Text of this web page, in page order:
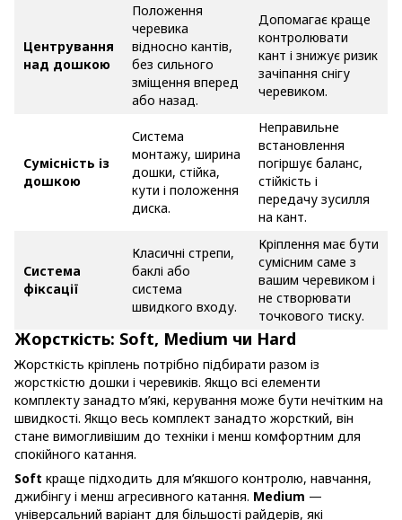
Центрування
над дошкою
Положення
черевика
відносно кантів,
без сильного
зміщення вперед
або назад.
Допомагає краще
контролювати
кант і знижує ризик
зачіпання снігу
черевиком.
Сумісність із
дошкою
Система
монтажу, ширина
дошки, стійка,
кути і положення
диска.
Неправильне
встановлення
погіршує баланс,
стійкість і
передачу зусилля
на кант.
Система
фіксації
Класичні стрепи,
баклі або
система
швидкого входу.
Кріплення має бути
сумісним саме з
вашим черевиком і
не створювати
точкового тиску.
Жорсткість: Soft, Medium чи Hard
Жорсткість кріплень потрібно підбирати разом із
жорсткістю дошки і черевиків. Якщо всі елементи
комплекту занадто м’які, керування може бути нечітким на
швидкості. Якщо весь комплект занадто жорсткий, він
стане вимогливішим до техніки і менш комфортним для
спокійного катання.
Soft краще підходить для м’якшого контролю, навчання,
джибінгу і менш агресивного катання. Medium —
універсальний варіант для більшості райдерів, які